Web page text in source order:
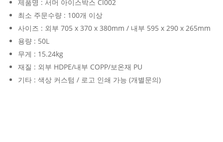
제품명 : 서머 아이스박스 CI002
최소 주문수량 : 100개 이상
사이즈 : 외부 705 x 370 x 380mm / 내부 595 x 290 x 265mm
용량 : 50L
무게 : 15.24kg
재질 : 외부 HDPE/내부 COPP/보온재 PU
기타 : 색상 커스텀 / 로고 인쇄 가능 (개별문의)